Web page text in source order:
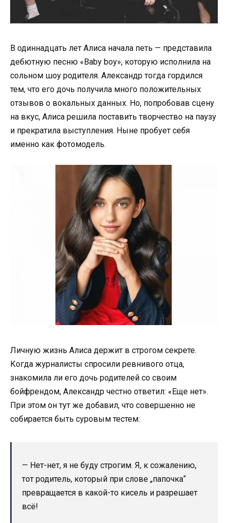
В одиннадцать лет Алиса начала петь — представила
дебютную песню «Baby boy», которую исполнила на
сольном шоу родителя. Александр тогда гордился
тем, что его дочь получила много положительных
отзывов о вокальных данных. Но, попробовав сцену
на вкус, Алиса решила поставить творчество на паузу
и прекратила выступления. Ныне пробует себя
именно как фотомодель.
Личную жизнь Алиса держит в строгом секрете.
Когда журналисты спросили ревнивого отца,
знакомила ли его дочь родителей со своим
бойфрендом, Александр честно ответил: «Еще нет».
При этом он тут же добавил, что совершенно не
собирается быть суровым тестем:
— Нет-нет, я не буду строгим. Я, к сожалению,
тот родитель, который при слове „папочка“
превращается в какой-то кисель и разрешает
всё!